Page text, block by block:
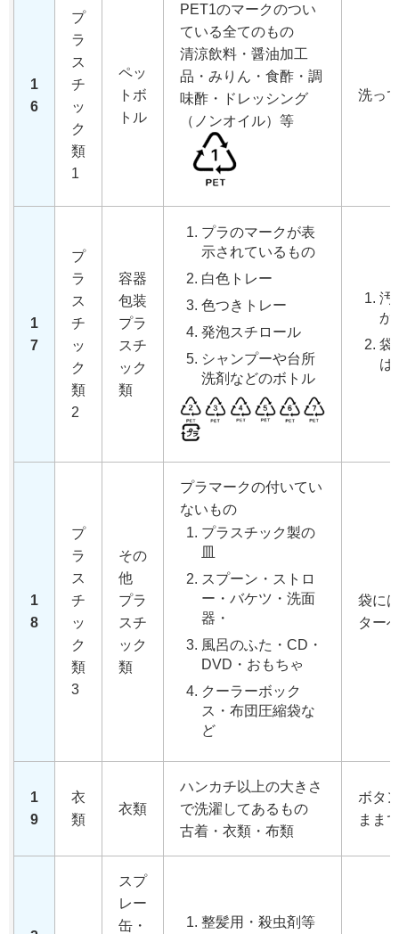
1
6
プ
ラ
ス
チ
ッ
ク
類
1
ペッ
トボ
トル
PET1のマークのつい
ている全てのもの
清涼飲料・醤油加工
品・みりん・食酢・調
味酢・ドレッシング
（ノンオイル）等
洗っ
1
7
プ
ラ
ス
チ
ッ
ク
類
2
容器
包装
プラ
スチ
ック
類
プラのマークが表
示されているもの
白色トレー
色つきトレー
発泡スチロール
シャンプーや台所
洗剤などのボトル
汚
か
袋
は
1
8
プ
ラ
ス
チ
ッ
ク
類
3
その
他
プラ
スチ
ック
類
プラマークの付いてい
ないもの
プラスチック製の
皿
スプーン・ストロ
ー・バケツ・洗面
器・
風呂のふた・CD・
DVD・おもちゃ
クーラーボック
ス・布団圧縮袋な
ど
袋に
ター
1
9
衣
類
衣類
ハンカチ以上の大きさ
で洗濯してあるもの
古着・衣類・布類
ボタ
まま
スプ
レー
缶・
整髪用・殺虫剤等